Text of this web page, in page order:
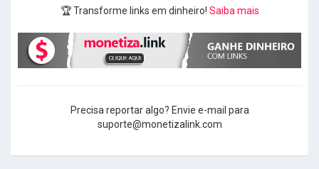
🏆 Transforme links em dinheiro! Saiba mais
Precisa reportar algo? Envie e-mail para
suporte@monetizalink.com